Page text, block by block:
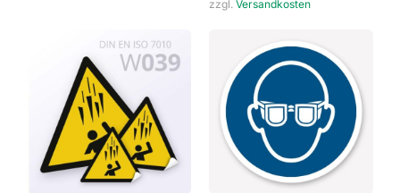
zzgl. Versandkosten